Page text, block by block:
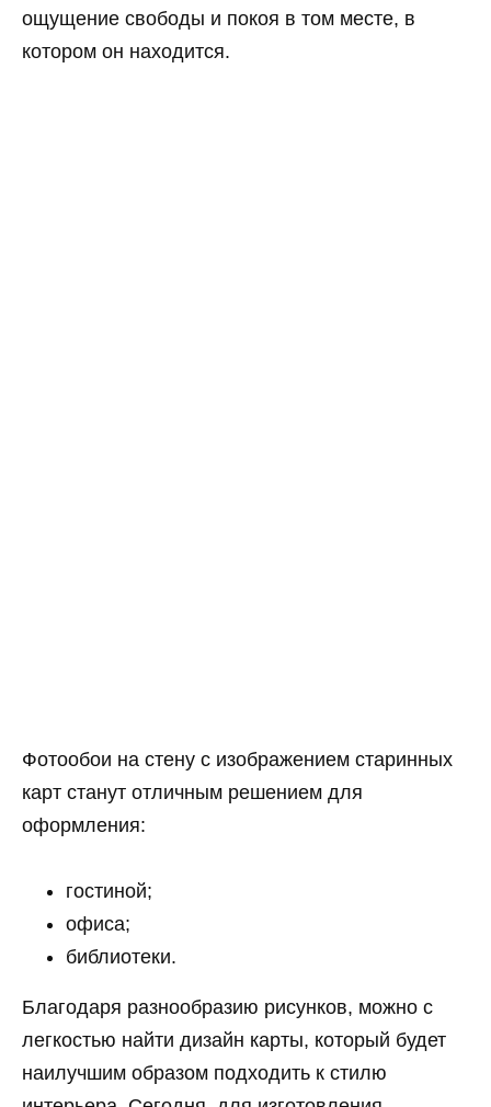
ощущение свободы и покоя в том месте, в
котором он находится.
Фотообои на стену с изображением старинных
карт станут отличным решением для
оформления:
гостиной;
офиса;
библиотеки.
Благодаря разнообразию рисунков, можно с
легкостью найти дизайн карты, который будет
наилучшим образом подходить к стилю